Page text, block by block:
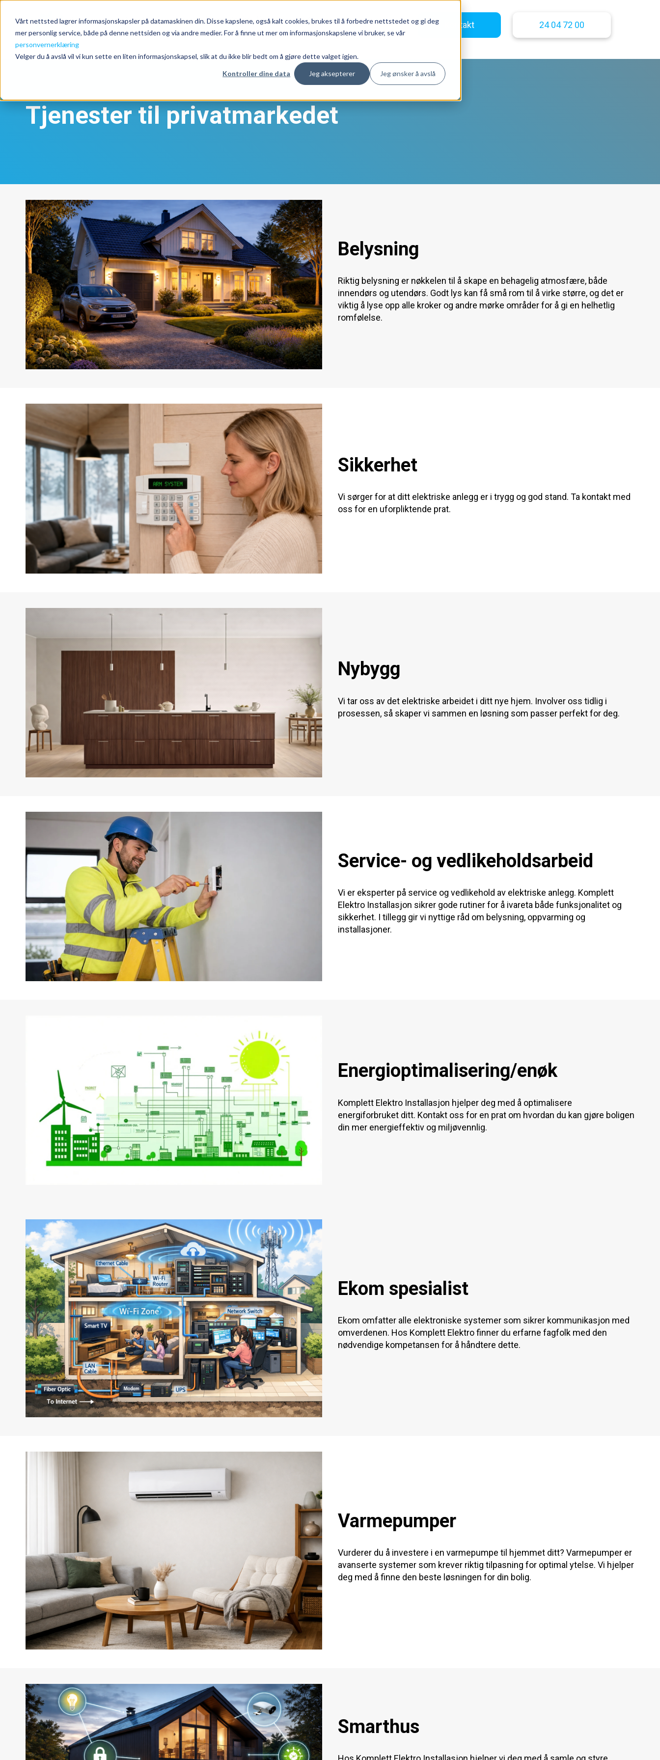
Vårt nettsted lagrer informasjonskapsler på datamaskinen din. Disse kapslene, også kalt cookies, brukes til å forbedre nettstedet og gi deg
mer personlig service, både på denne nettsiden og via andre medier. For å finne ut mer om informasjonskapslene vi bruker, se vår
personvernerklæring
Velger du å avslå vil vi kun sette en liten informasjonskapsel, slik at du ikke blir bedt om å gjøre dette valget igjen.
Kontroller dine data Jeg aksepterer Jeg ønsker å avslå
Tjenester
Show submenu for Tjenester
Referanser Om oss
Show submenu for Om oss Kontakt 24 04 72 00
Tjenester til privatmarkedet
Belysning
Riktig belysning er nøkkelen til å skape en behagelig atmosfære, både
innendørs og utendørs. Godt lys kan få små rom til å virke større, og det er
viktig å lyse opp alle kroker og andre mørke områder for å gi en helhetlig
romfølelse.
Sikkerhet
Vi sørger for at ditt elektriske anlegg er i trygg og god stand. Ta kontakt med
oss for en uforpliktende prat.
Nybygg
Vi tar oss av det elektriske arbeidet i ditt nye hjem. Involver oss tidlig i
prosessen, så skaper vi sammen en løsning som passer perfekt for deg.
Service- og vedlikeholdsarbeid
Vi er eksperter på service og vedlikehold av elektriske anlegg. Komplett
Elektro Installasjon sikrer gode rutiner for å ivareta både funksjonalitet og
sikkerhet. I tillegg gir vi nyttige råd om belysning, oppvarming og
installasjoner.
Energioptimalisering/enøk
Komplett Elektro Installasjon hjelper deg med å optimalisere
energiforbruket ditt. Kontakt oss for en prat om hvordan du kan gjøre boligen
din mer energieffektiv og miljøvennlig.
Ekom spesialist
Ekom omfatter alle elektroniske systemer som sikrer kommunikasjon med
omverdenen. Hos Komplett Elektro finner du erfarne fagfolk med den
nødvendige kompetansen for å håndtere dette.
Varmepumper
Vurderer du å investere i en varmepumpe til hjemmet ditt? Varmepumper er
avanserte systemer som krever riktig tilpasning for optimal ytelse. Vi hjelper
deg med å finne den beste løsningen for din bolig.
Smarthus